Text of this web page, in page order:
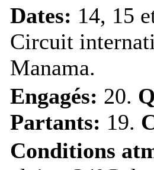
Dates: 14, 15
Circuit
Manama.
Engagés: 20.
Partants: 19.
Conditions